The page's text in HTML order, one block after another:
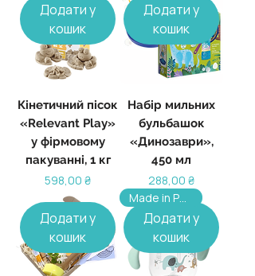
Додати у
кошик
Кінетичний пісок
«Relevant Play»
у фірмовому
пакуванні, 1 кг
Ціна
598,00 ₴
Додати у
кошик
Набір мильних
бульбашок
«Динозаври»,
450 мл
Ціна
288,00 ₴
Додати у
кошик
Додати у
кошик
Made in Poland, від 100 шт